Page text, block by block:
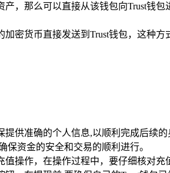
，那么可以直接从该钱包向Trust钱
密货币直接发送到Trust钱包，这种
供准确的个人信息,以顺利完成后续的
资金的安全和交易的顺利进行。
操作，在操作过程中，要仔细核对充